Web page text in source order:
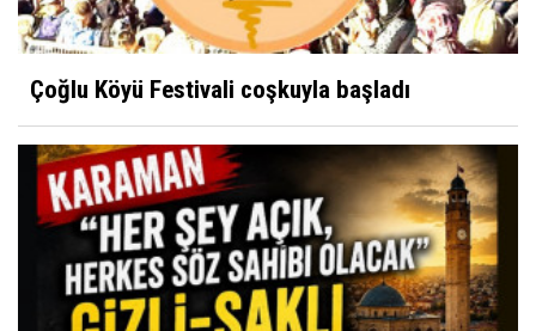
Çoğlu Köyü Festivali coşkuyla başladı